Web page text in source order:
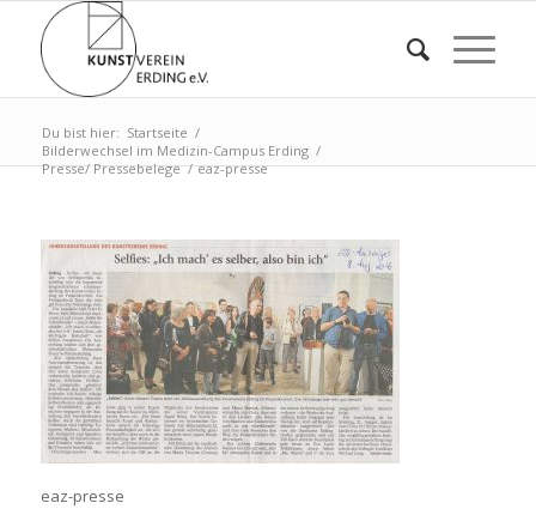
Du bist hier: Startseite /
Bilderwechsel im Medizin-Campus Erding /
Presse/ Pressebelege / eaz-presse
eaz-presse